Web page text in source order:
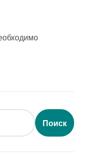
Поиск